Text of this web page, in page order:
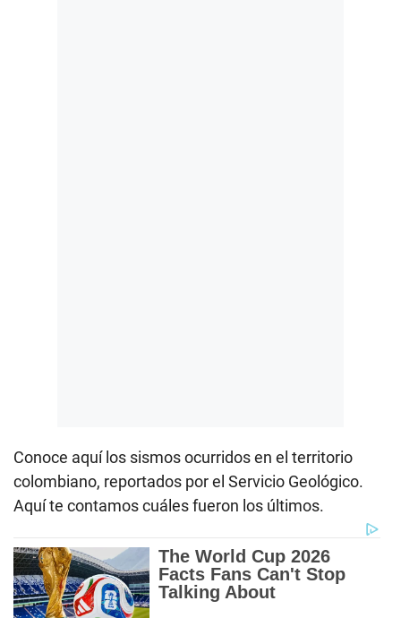
Conoce aquí los sismos ocurridos en el territorio
colombiano, reportados por el Servicio Geológico.
Aquí te contamos cuáles fueron los últimos.